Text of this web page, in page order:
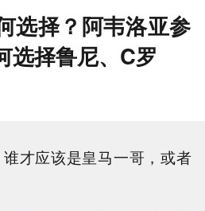
选择？阿韦洛亚参
选择鲁尼、C罗
才应该是皇马一哥，或者